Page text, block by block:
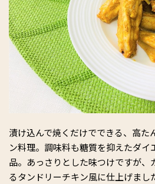
漬け込んで焼くだけでできる、高た
ン料理。調味料も糖質を抑えたダイ
品。あっさりとした味つけですが、
るタンドリーチキン風に仕上げまし